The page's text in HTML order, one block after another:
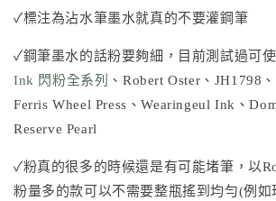
✓標注為沾水筆墨水就真的不要灌鋼筆
✓鋼筆墨水的話粉要夠細，目前測試過可
Ink 閃粉全系列
、Robert Oster 、 JH1798 、
Ferris Wheel Press 、Wearingeul Ink 、
Reserve Pearl
✓粉真的很多的時候還是有可能堵筆，以
粉量多的款可以不需要整瓶搖到均勻(例如